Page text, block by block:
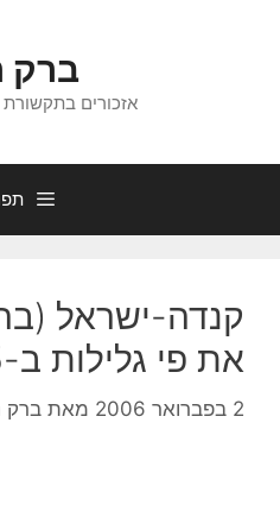
ברק
אזכורים בתקשורת
קנדה-ישראל
את פי גלילות ב-45 מיליון דולר
2 בפברואר 2006 מאת ברק